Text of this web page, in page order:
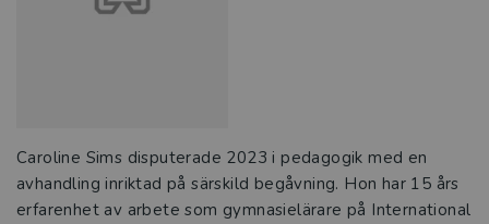
Caroline Sims disputerade 2023 i pedagogik med en
avhandling inriktad på särskild begåvning. Hon har 15 års
erfarenhet av arbete som gymnasielärare på International